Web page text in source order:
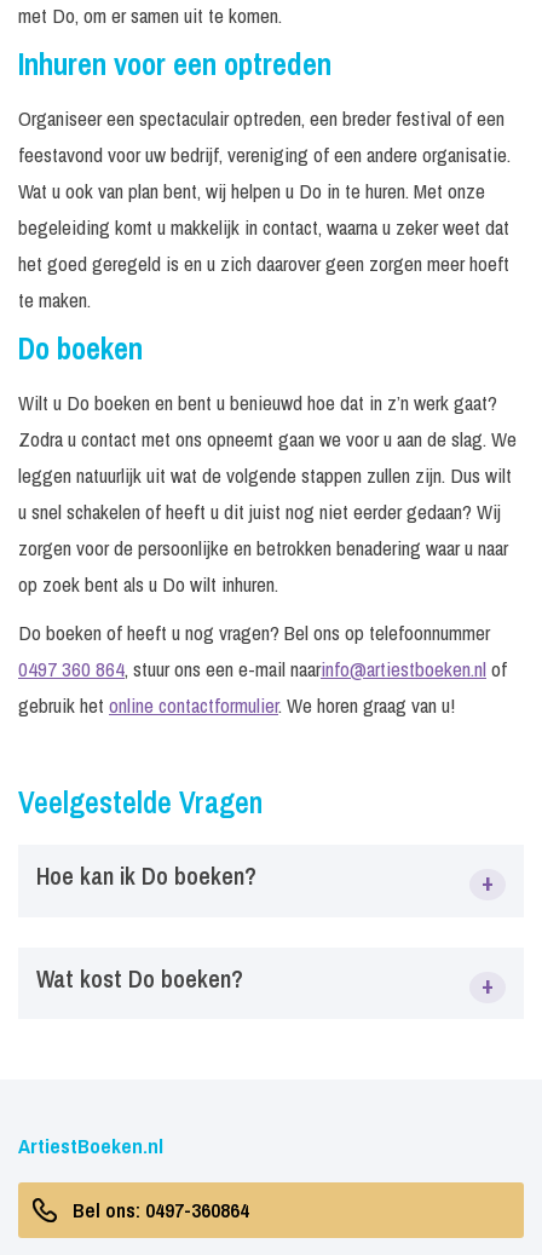
met Do, om er samen uit te komen.
Inhuren voor een optreden
Organiseer een spectaculair optreden, een breder festival of een
feestavond voor uw bedrijf, vereniging of een andere organisatie.
Wat u ook van plan bent, wij helpen u Do in te huren. Met onze
begeleiding komt u makkelijk in contact, waarna u zeker weet dat
het goed geregeld is en u zich daarover geen zorgen meer hoeft
te maken.
Do boeken
Wilt u Do boeken en bent u benieuwd hoe dat in z’n werk gaat?
Zodra u contact met ons opneemt gaan we voor u aan de slag. We
leggen natuurlijk uit wat de volgende stappen zullen zijn. Dus wilt
u snel schakelen of heeft u dit juist nog niet eerder gedaan? Wij
zorgen voor de persoonlijke en betrokken benadering waar u naar
op zoek bent als u Do wilt inhuren.
Do boeken of heeft u nog vragen? Bel ons op telefoonnummer
0497 360 864, stuur ons een e-mail naarinfo@artiestboeken.nlof
gebruik het online contactformulier. We horen graag van u!
Veelgestelde Vragen
Hoe kan ik Do boeken? +
festivals, bedrijfsfeesten, tentfeesten, evenementen en
Wat kost Do boeken? +
met ArtiestBoeken.nl voor een actuele prijsopgave.
ArtiestBoeken.nl
Bel ons: 0497-360864